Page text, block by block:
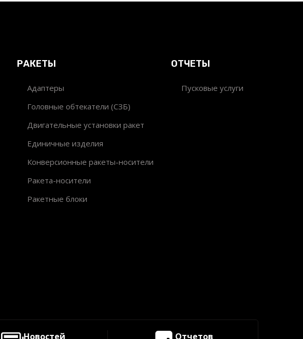
РАКЕТЫ
Адаптеры
Головные обтекатели (СЗБ)
Двигательные установки ракет
Единичные изделия
Конверсионные ракеты-носители
Ракета-носители
Ракетные блоки
ОТЧЕТЫ
Пусковые услуги
Новостей Отчетов